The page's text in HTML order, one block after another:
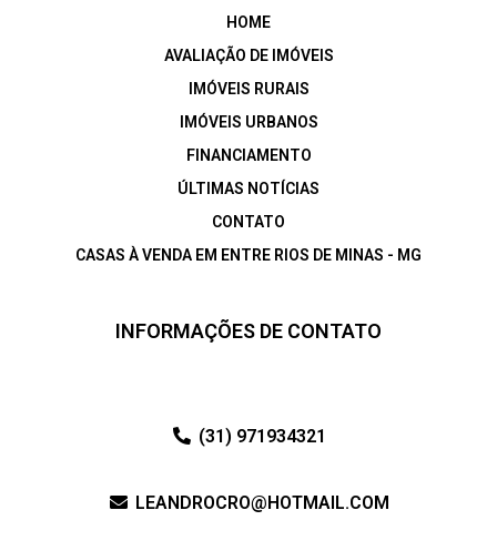
HOME
AVALIAÇÃO DE IMÓVEIS
IMÓVEIS RURAIS
IMÓVEIS URBANOS
FINANCIAMENTO
ÚLTIMAS NOTÍCIAS
CONTATO
CASAS À VENDA EM ENTRE RIOS DE MINAS - MG
INFORMAÇÕES DE CONTATO
(31) 971934321
LEANDROCRO@HOTMAIL.COM